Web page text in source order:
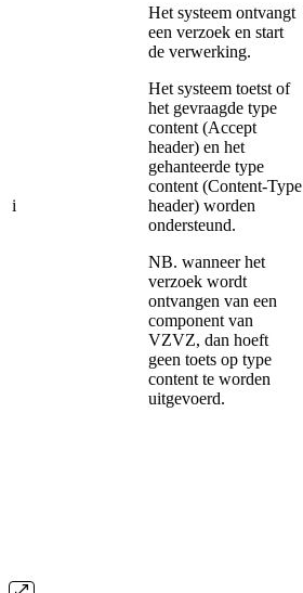
i
Het systeem ontvangt
een verzoek en start
de verwerking.
Het systeem toetst of
het gevraagde type
content (Accept
header) en het
gehanteerde type
content (Content-Type
header) worden
ondersteund.
NB. wanneer het
verzoek wordt
ontvangen van een
component van
VZVZ, dan hoeft
geen toets op type
content te worden
uitgevoerd.